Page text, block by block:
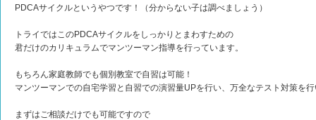
PDCAサイクルというやつです！（分からない子は調べましょう）
トライではこのPDCAサイクルをしっかりとまわすための
君だけのカリキュラムでマンツーマン指導を行っています。
もちろん家庭教師でも個別教室で自習は可能！
マンツーマンでの自宅学習と自習での演習量UPを行い、万全なテスト対策を
まずはご相談だけでも可能ですので